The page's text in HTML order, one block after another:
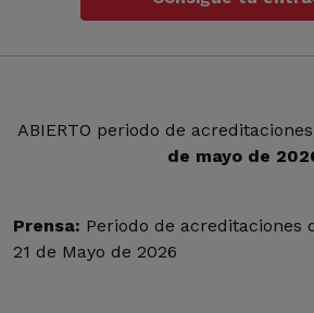
ABIERTO periodo de
de mayo de
Prensa: Periodo de acreditaciones
21 de Mayo de 2026